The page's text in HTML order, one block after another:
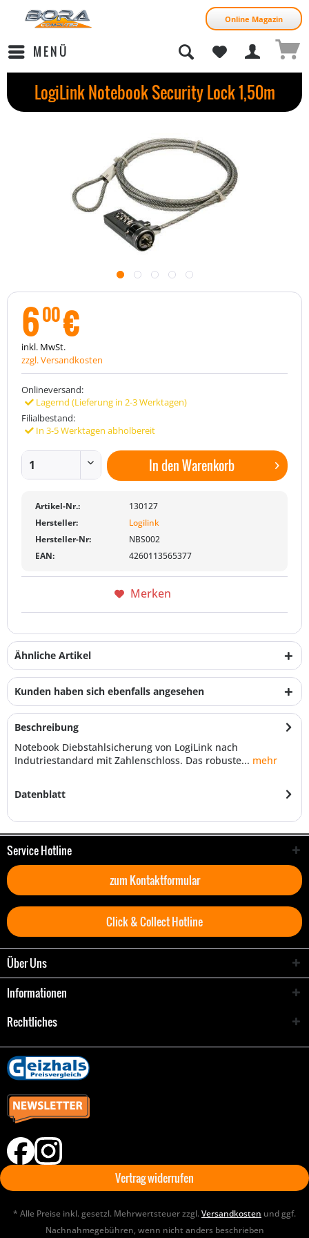
Online Magazin
MENÜ
LogiLink Notebook Security Lock 1,50m
600€
inkl. MwSt.
zzgl. Versandkosten
Onlineversand:
Lagernd (Lieferung in 2-3 Werktagen)
Filialbestand:
In 3-5 Werktagen abholbereit
In denWarenkorb
Artikel-Nr.:
130127
Hersteller:
Logilink
Hersteller-Nr:
NBS002
EAN:
4260113565377
Merken
Ähnliche Artikel
Kunden haben sich ebenfalls angesehen
Beschreibung
Notebook Diebstahlsicherung von LogiLink nach
Indutriestandard mit Zahlenschloss. Das robuste... mehr
Datenblatt
Service Hotline
zum Kontaktformular
Click & Collect Hotline
Über Uns
Informationen
Rechtliches
Vertrag widerrufen
* Alle Preise inkl. gesetzl. Mehrwertsteuer zzgl.Versandkosten und ggf.
Nachnahmegebühren, wenn nicht anders beschrieben